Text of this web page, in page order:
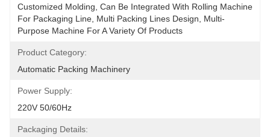
Customized Molding, Can Be Integrated With Rolling Machine
For Packaging Line, Multi Packing Lines Design, Multi-
Purpose Machine For A Variety Of Products
Product Category:
Automatic Packing Machinery
Power Supply:
220V 50/60Hz
Packaging Details: